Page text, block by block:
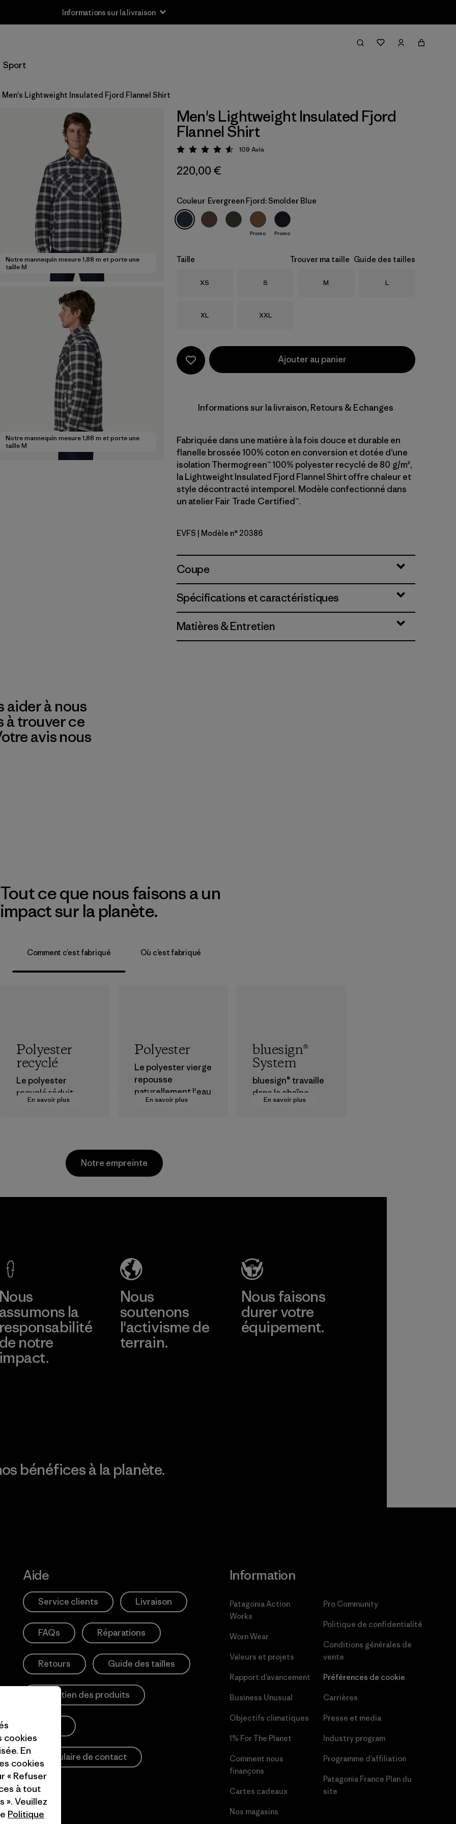
Informations sur la livraison
Sport
Men's Lightweight Insulated Fjord Flannel Shirt
Notre mannequin mesure 1,88 m et porte une
taille M
Notre mannequin mesure 1,88 m et porte une
taille M
Men's Lightweight Insulated Fjord
Flannel Shirt
Évaluation: 4.6 / 5
109 Avis
220,00 €
Couleur Evergreen Fjord: Smolder Blue
Promo Promo
Taille Trouver ma taille Guide des tailles
Taille
XS Taille
S Taille
M Taille
L
Taille
XL Taille
XXL
Ajouter au panier
Informations sur la livraison, Retours & Echanges
Fabriquée dans une matière à la fois douce et durable en
flanelle brossée 100% coton en conversion et dotée d’une
isolation Thermogreen™ 100% polyester recyclé de 80 g/m²,
la Lightweight Insulated Fjord Flannel Shirt offre chaleur et
style décontracté intemporel. Modèle confectionné dans
un atelier Fair Trade Certified™.
Evergreen Fjord: Smolder Blue
EVFS | Modèle n° 20386
Coupe
Spécifications et caractéristiques
Matières & Entretien
aider à nous
à trouver ce
avis nous
Tout ce que nous faisons a un
impact sur la planète.
Comment c’est fabriqué Où c’est fabriqué
En savoir plus
Polyester
recyclé
Le polyester
recyclé réduit
notre dépendance
En savoir plus
Polyester
Le polyester vierge
repousse
naturellement l'eau
et est très
En savoir plus
bluesign®
System
bluesign® travaille
dans la chaîne
d’approvisionneme
En savoir plus En savoir plus
Notre empreinte
Nous
assumons la
responsabilité
de notre
impact.
Nous
soutenons
l'activisme de
terrain.
Nous faisons
durer votre
équipement.
bénéfices à la planète.
Aide
Service clients Livraison
FAQs Réparations
Retours Guide des tailles
Entretien des produits
Formulaire de contact
Information
Patagonia Action
Works
Worn Wear
Valeurs et projets
Rapport d’avancement
Business Unusual
Objectifs climatiques
1% For The Planet
Comment nous
finançons
Cartes cadeaux
Nos magasins
Pro Community
Politique de confidentialité
Conditions générales de
vente
Préférences de cookie
Carrières
Presse et media
Industry program
Programme d’affiliation
Patagonia France Plan du
site
cookies
En
cookies
« Refuser
à tout
». Veuillez
Politique